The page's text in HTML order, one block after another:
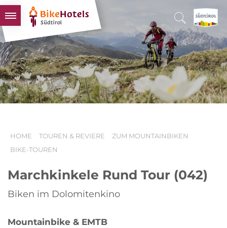
BIKEHOTELS
HOTELS & PAKETE
TOUREN & REVIERE
SÜDTIROL & WIR
HOME TOUREN & REVIERE
ZUM MOUNTAINBIKEN
BIKE-TOUREN
Marchkinkele Rund Tour (042)
Biken im Dolomitenkino
Mountainbike & EMTB